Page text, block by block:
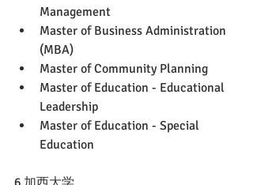
Management
Master of Business Administration
(MBA)
Master of Community Planning
Master of Education - Educational
Leadership
Master of Education - Special
Education